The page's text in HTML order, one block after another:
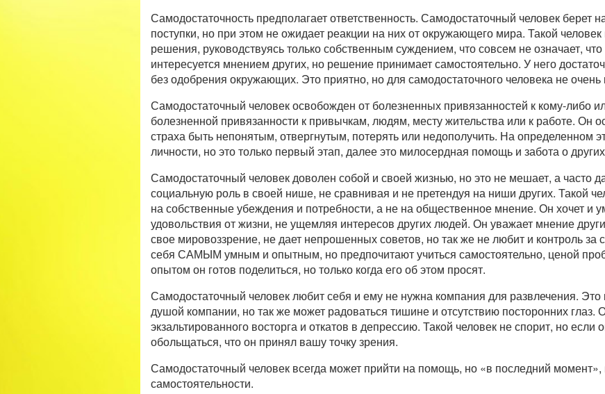
Самодостаточность предполагает ответственность. Самодостаточный человек берет
поступки, но при этом не ожидает реакции на них от окружающего мира. Такой
решения, руководствуясь только собственным суждением, что совсем не означает,
интересуется мнением других, но решение принимает самостоятельно. У него
без одобрения окружающих. Это приятно, но для самодостаточного человека не очень
Самодостаточный человек освобожден от болезненных привязанностей к кому-либо
болезненной привязанности к привычкам, людям, месту жительства или к работе. Он
страха быть непонятым, отвергнутым, потерять или недополучить. На определенном
личности, но это только первый этап, далее это милосердная помощь и забота о
Самодостаточный человек доволен собой и своей жизнью, но это не мешает, а часто
социальную роль в своей нише, не сравнивая и не претендуя на ниши других. Такой
на собственные убеждения и потребности, а не на общественное мнение. Он хочет и
удовольствия от жизни, не ущемляя интересов других людей. Он уважает мнение
свое мировоззрение, не дает непрошенных советов, но так же не любит и контроль за
себя САМЫМ умным и опытным, но предпочитают учиться самостоятельно, ценой
опытом он готов поделиться, но только когда его об этом просят.
Самодостаточный человек любит себя и ему не нужна компания для развлечения.
душой компании, но так же может радоваться тишине и отсутствию посторонних глаз.
экзальтированного восторга и откатов в депрессию. Такой человек не спорит, но если
обольщаться, что он принял вашу точку зрения.
Самодостаточный человек всегда может прийти на помощь, но «в последний момент»,
самостоятельности.